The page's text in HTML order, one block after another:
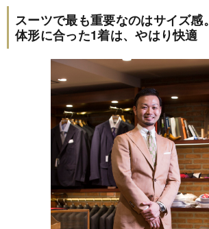
スーツで最も重要なのはサイズ感。
体形に合った1着は、やはり快適